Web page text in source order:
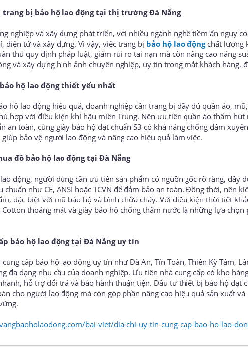
trang bị bảo hộ lao động tại thị trường Đà Nẵng
nghiệp và xây dựng phát triển, với nhiều ngành nghề tiềm ẩn nguy
điện tử và xây dựng. Vì vậy, việc trang bị bảo hộ lao độngchất lượng
thủ quy định pháp luật, giảm rủi ro tai nạn mà còn nâng cao năng
và xây dựng hình ảnh chuyên nghiệp, uy tín trong mắt khách hàng,
hộ lao động thiết yếu nhất
hộ lao động hiệu quả, doanh nghiệp cần trang bị đầy đủ quần áo,
hợp với điều kiện khí hậu miền Trung. Nên ưu tiên quần áo thấm hút
an toàn, cùng giày bảo hộ đạt chuẩn S3 có khả năng chống đâm
bảo vệ người lao động và nâng cao hiệu quả làm việc.
đồ bảo hộ lao động tại Đà Nẵng
động, người dùng cần ưu tiên sản phẩm có nguồn gốc rõ ràng, đầy
chuẩn như CE, ANSI hoặc TCVN để đảm bảo an toàn. Đồng thời, nên
đặc biệt với mũ bảo hộ và bình chữa cháy. Với điều kiện thời tiết
thoáng mát và giày bảo hộ chống thấm nước là những lựa chọn
bảo hộ lao động tại Đà Nẵng uy tín
cấp bảo hộ lao động uy tín như Đà An, Tín Toàn, Thiên Kỳ Tâm,
đa dạng nhu cầu của doanh nghiệp. Ưu tiên nhà cung cấp có kho
hỗ trợ đổi trả và bảo hành thuận tiện. Đầu tư thiết bị bảo hộ đạt
cho người lao động mà còn góp phần nâng cao hiệu quả sản xuất và
bai-viet/dia-chi-uy-tin-cung-cap-bao-ho-lao-